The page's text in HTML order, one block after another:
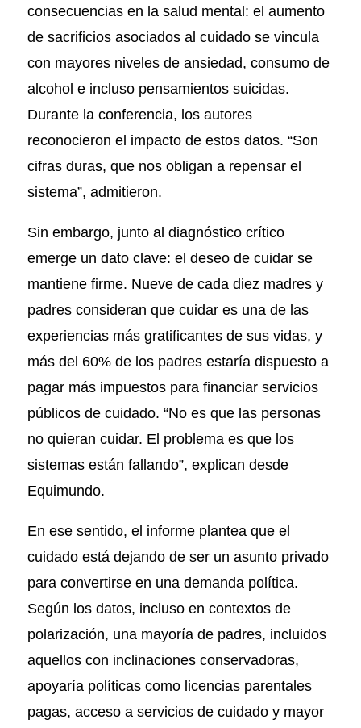
consecuencias en la salud mental: el aumento
de sacrificios asociados al cuidado se vincula
con mayores niveles de ansiedad, consumo de
alcohol e incluso pensamientos suicidas.
Durante la conferencia, los autores
reconocieron el impacto de estos datos. “Son
cifras duras, que nos obligan a repensar el
sistema”, admitieron.
Sin embargo, junto al diagnóstico crítico
emerge un dato clave: el deseo de cuidar se
mantiene firme. Nueve de cada diez madres y
padres consideran que cuidar es una de las
experiencias más gratificantes de sus vidas, y
más del 60% de los padres estaría dispuesto a
pagar más impuestos para financiar servicios
públicos de cuidado. “No es que las personas
no quieran cuidar. El problema es que los
sistemas están fallando”, explican desde
Equimundo.
En ese sentido, el informe plantea que el
cuidado está dejando de ser un asunto privado
para convertirse en una demanda política.
Según los datos, incluso en contextos de
polarización, una mayoría de padres, incluidos
aquellos con inclinaciones conservadoras,
apoyaría políticas como licencias parentales
pagas, acceso a servicios de cuidado y mayor